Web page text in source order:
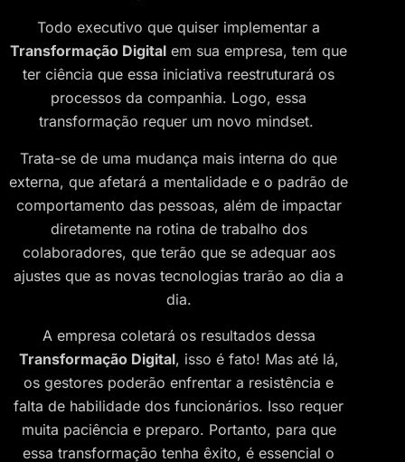
Todo executivo que quiser implementar a
Transformação Digital em sua empresa, tem que
ter ciência que essa iniciativa reestruturará os
processos da companhia. Logo, essa
transformação requer um novo mindset.
Trata-se de uma mudança mais interna do que
externa, que afetará a mentalidade e o padrão de
comportamento das pessoas, além de impactar
diretamente na rotina de trabalho dos
colaboradores, que terão que se adequar aos
ajustes que as novas tecnologias trarão ao dia a
dia.
A empresa coletará os resultados dessa
Transformação Digital, isso é fato! Mas até lá,
os gestores poderão enfrentar a resistência e
falta de habilidade dos funcionários. Isso requer
muita paciência e preparo. Portanto, para que
essa transformação tenha êxito, é essencial o